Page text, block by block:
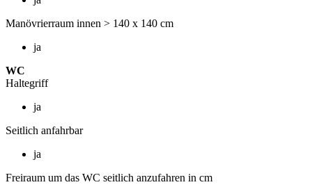
Manövrierraum innen > 140 x 140 cm
ja
WC
Haltegriff
ja
Seitlich anfahrbar
ja
Freiraum um das WC seitlich anzufahren in cm